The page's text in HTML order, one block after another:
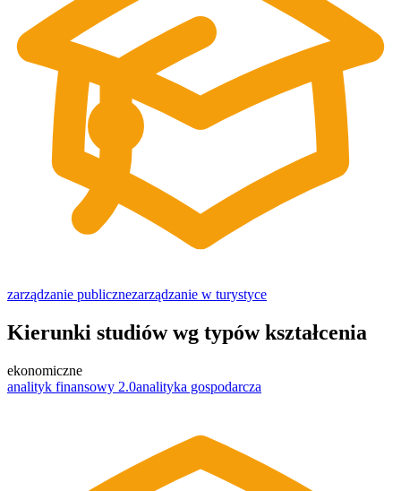
zarządzanie publicznezarządzanie w turystyce
Kierunki studiów wg typów kształcenia
ekonomiczne
analityk finansowy 2.0analityka gospodarcza